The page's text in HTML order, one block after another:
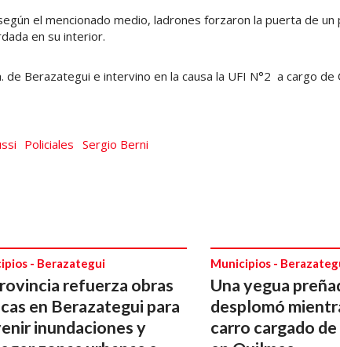
el mencionado medio, ladrones forzaron la puerta de un
en su interior.
Berazategui e intervino en la causa la UFI N°2 a cargo de
Policiales Sergio Berni
refuerza obras
en Berazategui para
inundaciones y
- Berazategui
Una yegua
desplomó
carro cargado
Municipios -